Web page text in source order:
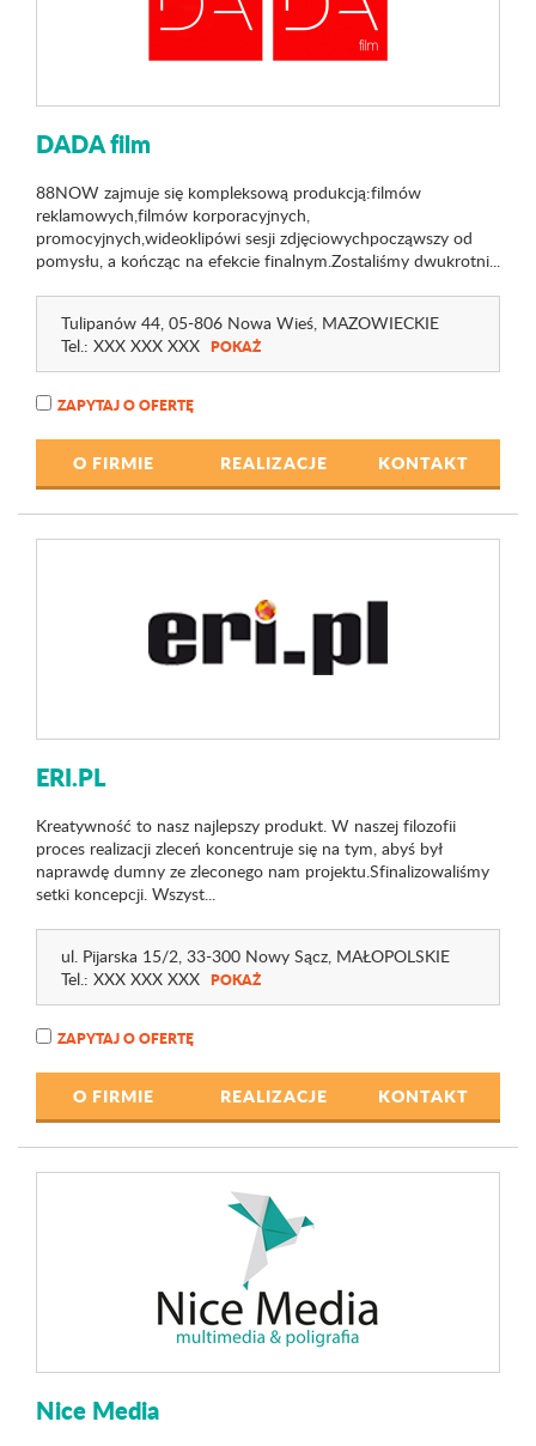
DADA film
88NOW zajmuje się kompleksową produkcją:filmów
reklamowych,filmów korporacyjnych,
promocyjnych,wideoklipówi sesji zdjęciowychpocząwszy od
pomysłu, a kończąc na efekcie finalnym.Zostaliśmy dwukrotni...
Tulipanów 44, 05-806 Nowa Wieś, MAZOWIECKIE
Tel.: XXX XXX XXX POKAŻ
ZAPYTAJ O OFERTĘ
O FIRMIE REALIZACJE KONTAKT
ERI.PL
Kreatywność to nasz najlepszy produkt. W naszej filozofii
proces realizacji zleceń koncentruje się na tym, abyś był
naprawdę dumny ze zleconego nam projektu.Sfinalizowaliśmy
setki koncepcji. Wszyst...
ul. Pijarska 15/2, 33-300 Nowy Sącz, MAŁOPOLSKIE
Tel.: XXX XXX XXX POKAŻ
ZAPYTAJ O OFERTĘ
O FIRMIE REALIZACJE KONTAKT
Nice Media